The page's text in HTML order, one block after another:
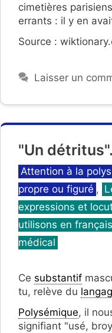
cimetières parisiens
errants : il y en
Source :
Laisser un
"Un détritus".
Catégories
Attention à la
propre ou figuré ,
expressions et
utilisons en français
médical
Ce substantif
tu, relève du
Polysémique, il
signifiant "usé,